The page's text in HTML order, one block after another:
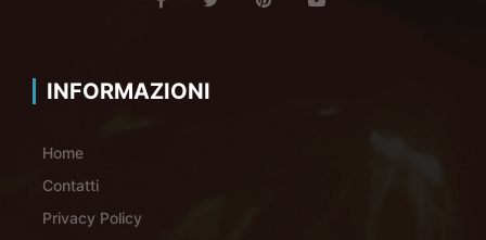
INFORMAZIONI
Home
Contatti
Privacy Policy